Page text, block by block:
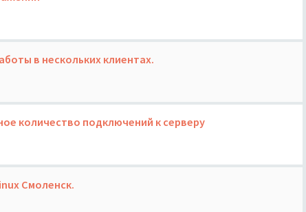
в нескольких клиентах.
количество подключений к серверу
Смоленск.